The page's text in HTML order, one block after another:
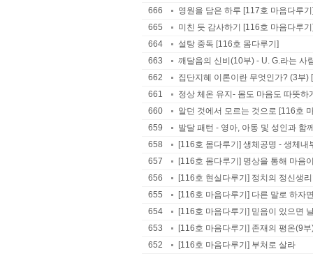
666
영원을 담은 하루 [117호 마음다루
665
미친 듯 감사하기 [116호 마음다루
664
설탕 중독 [116호 몸다루기]
663
깨달음의 신비(10부) - U. G.라는 사
662
집단지혜 이론이란 무엇인가? (3부)
661
정상 체온 유지- 몸도 마음도 따뜻
660
알던 것에서 모르는 것으로 [116호
659
발달 패턴 - 영아, 아동 및 성인과 함
658
[116호 몸다루기] 생체공명 - 생체내
657
[116호 몸다루기] 명상을 통해 마음
656
[116호 현실다루기] 정치의 정신생
655
[116호 마음다루기] 다른 말로 하자
654
[116호 마음다루기] 믿음이 있으면
653
[116호 마음다루기] 존재의 평온(9
652
[116호 마음다루기] 부처로 살라